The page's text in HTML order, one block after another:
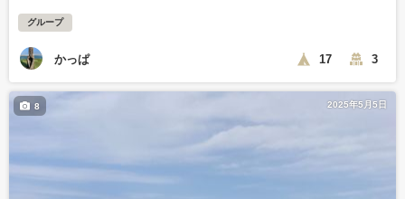
グループ
かっぱ 17 3
2025年5月5日
8